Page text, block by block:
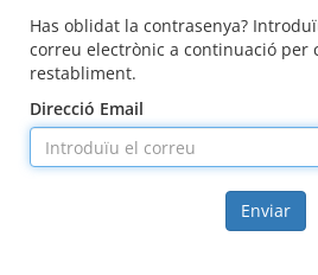
Has oblidat la contrasenya?
correu electrònic a continuació per
restabliment.
Direcció Email
Enviar